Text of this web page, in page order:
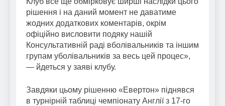
рішення і на даний момент не даватиме
жодних додаткових коментарів, окрім
офіційно висловити подяку нашій
Консультативній раді вболівальників та іншим
групам уболівальників за весь цей процес»,
— йдеться у заяві клубу.
Завдяки цьому рішенню «Евертон» піднявся
в турнірній таблиці чемпіонату Англії з 17-го